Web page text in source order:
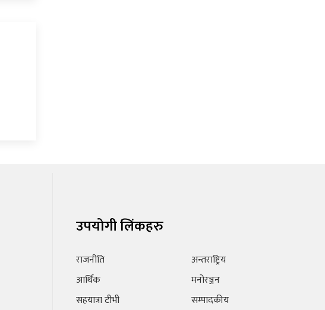
उपयोगी लिंकहरु
राजनीति
आर्थिक
सहयात्रा टीभी
अन्तराष्ट्रिय
मनोरञ्जन
सम्पादकीय